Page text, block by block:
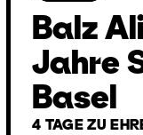
Balz
Jahre
Basel
4 TAGE ZU